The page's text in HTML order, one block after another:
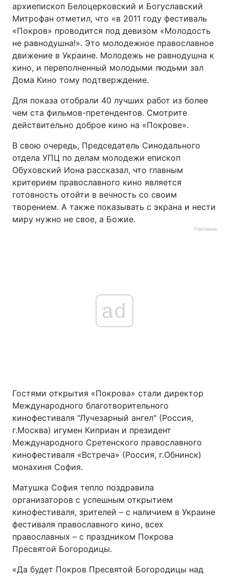
архиепископ Белоцерковский и Богуславский
Митрофан отметил, что «в 2011 году фестиваль
«Покров» проводится под девизом «Молодость
не равнодушна!». Это молодежное православное
движение в Украине. Молодежь не равнодушна к
кино, и переполненный молодыми людьми зал
Дома Кино тому подтверждение.
Для показа отобрали 40 лучших работ из более
чем ста фильмов-претендентов. Смотрите
действительно доброе кино на «Покрове».
В свою очередь, Председатель Синодального
отдела УПЦ по делам молодежи епископ
Обуховский Иона рассказал, что главным
критерием православного кино является
готовность отойти в вечность со своим
творением. А также показывать с экрана и нести
миру нужно не свое, а Божие.
Реклама
ad
Гостями открытия «Покрова» стали директор
Международного благотворительного
кинофестиваля "Лучезарный ангел" (Россия,
г.Москва) игумен Киприан и президент
Международного Сретенского православного
кинофестиваля «Встреча» (Россия, г.Обнинск)
монахиня София.
Матушка София тепло поздравила
организаторов с успешным открытием
кинофестиваля, зрителей – с наличием в Украине
фестиваля православного кино, всех
православных – с праздником Покрова
Пресвятой Богородицы.
«Да будет Покров Пресвятой Богородицы над